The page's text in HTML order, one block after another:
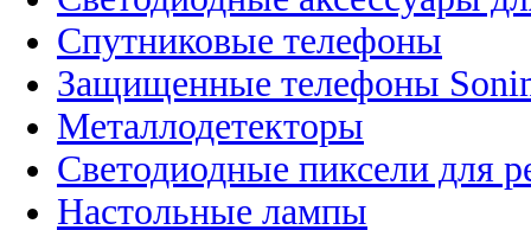
Спутниковые телефоны
Защищенные телефоны
Металлодетекторы
Светодиодные пиксели для
Настольные лампы